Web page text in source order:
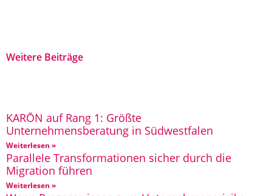
Weitere Beiträge
KARŌN auf Rang 1: Größte
Unternehmensberatung in Südwestfalen
Weiterlesen »
Parallele Transformationen sicher durch die
Migration führen
Weiterlesen »